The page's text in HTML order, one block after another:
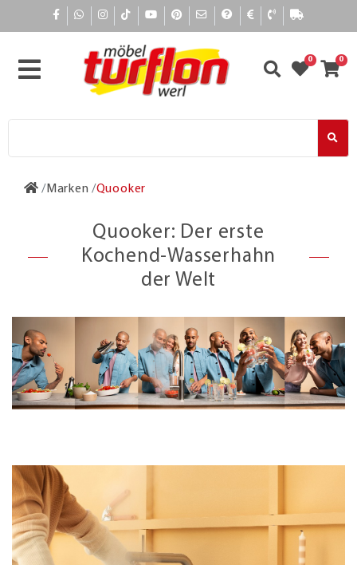
0 0
Marken Quooker
Quooker: Der erste
Kochend-Wasserhahn
der Welt